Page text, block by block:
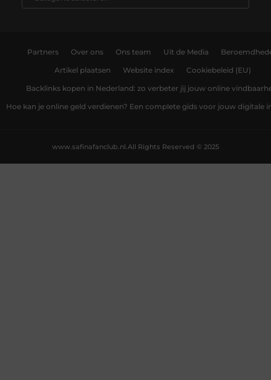
Partners Over ons Ons team Uit de Media
Artikel plaatsen Website index Cookiebeleid (EU)
Backlinks kopen in Nederland: zo verbeter jij jouw online
Hoe kan je online geld verdienen? Een complete gids voor jouw digitale
All Rights Reserved © 2025
www.safinafanclub.nl.